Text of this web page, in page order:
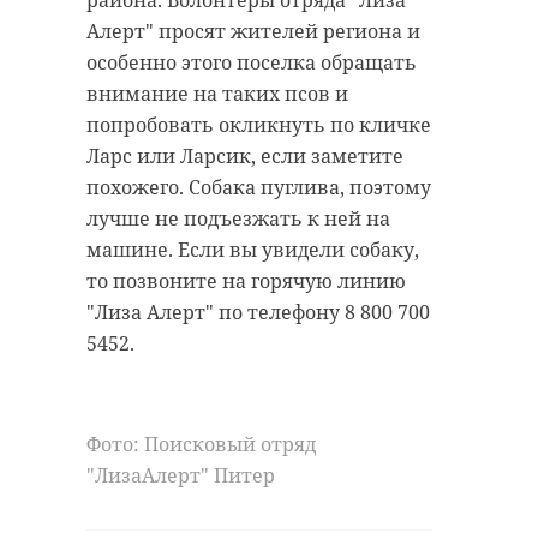
Алерт" просят жителей региона и
особенно этого поселка обращать
внимание на таких псов и
попробовать окликнуть по кличке
Ларс или Ларсик, если заметите
похожего. Собака пуглива, поэтому
лучше не подъезжать к ней на
машине. Если вы увидели собаку,
то позвоните на горячую линию
"Лиза Алерт" по телефону 8 800 700
5452.
Фото: Поисковый отряд
"ЛизаАлерт" Питер
РЕКОМЕНДУЕМ
Хирург из
Петербурга
восстанавливает
старинную финск
24 ноября 2020, 19:15
Уникальную
реликвию
века